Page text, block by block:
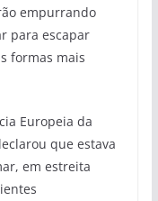
empurrando
para escapar
formas mais
Europeia da
que estava
em estreita